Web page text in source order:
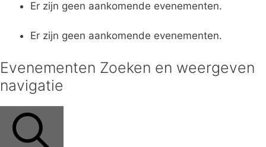
Er zijn geen aankomende evenementen.
Er zijn geen aankomende evenementen.
Evenementen Zoeken en weergeven
navigatie